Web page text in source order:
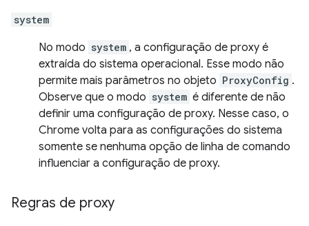
system
No modo system , a configuração de proxy é
extraída do sistema operacional. Esse modo não
permite mais parâmetros no objeto ProxyConfig .
Observe que o modo system é diferente de não
definir uma configuração de proxy. Nesse caso, o
Chrome volta para as configurações do sistema
somente se nenhuma opção de linha de comando
influenciar a configuração de proxy.
Regras de proxy